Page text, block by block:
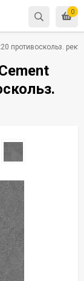
0
противоскольз.